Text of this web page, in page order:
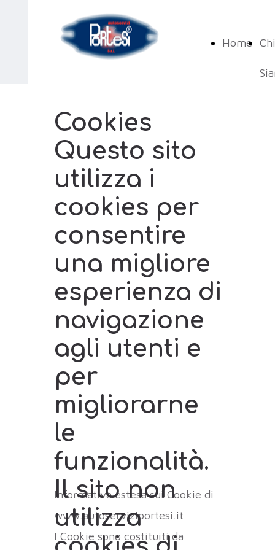
Home Chi
Cookies
Questo sito
utilizza i
cookies per
consentire
una migliore
esperienza di
navigazione
agli utenti e
per
migliorarne
le
funzionalità.
Il sito non
utilizza
Informativa estesa sui Cookie di
www.autoserviziportesi.it
I Cookie sono costituiti da